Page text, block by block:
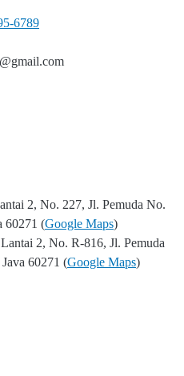
6789
2, No. 227, Jl. Pemuda No.
60271 (Google Maps)
2, No. R-816, Jl. Pemuda
60271 (Google Maps)